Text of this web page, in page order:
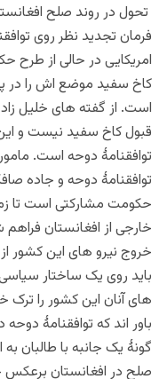
تحول در روند صلح
فرمان تجدید نظر روی
امریکایی در حالی از
کاخ سفید موضع اش را در
است. از گفته های خلیل
قبول کاخ سفید نیست و
توافقنامۀ دوحه است.
توافقنامۀ دوحه و جاده
حکومت مشارکتی است تا
خارجی از افغانستان
خروج نیرو های این کشور
باید روی یک ساختار
های آنان این کشور را
باور اند که توافقنامۀ
گونۀ یک جانبه با طالبان
صلح در افغانستان برعکس